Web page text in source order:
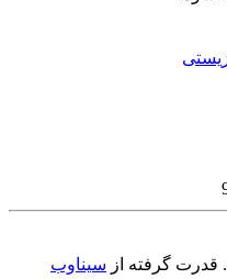
قدرت گرفته از سیناوب